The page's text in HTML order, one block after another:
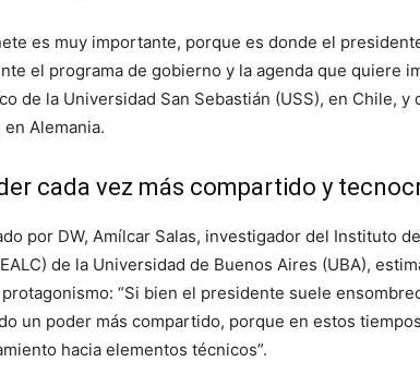
es muy importante, porque es donde el
el programa de gobierno y la agenda que quiere
de la Universidad San Sebastián (USS), en Chile,
en Alemania.
cada vez más compartido y
por DW, Amílcar Salas, investigador del Instituto
de la Universidad de Buenos Aires (UBA),
“Si bien el presidente suele
un poder más compartido, porque en estos
hacia elementos técnicos”.